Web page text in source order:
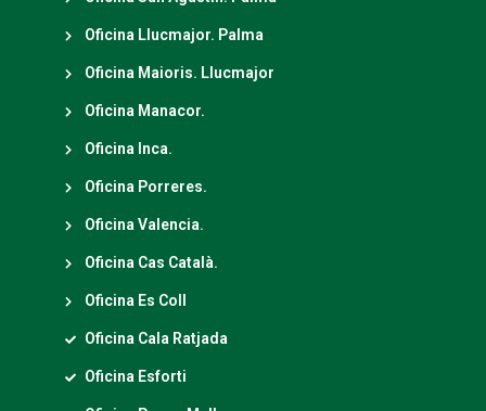
Oficina Llucmajor. Palma
Oficina Maioris. Llucmajor
Oficina Manacor.
Oficina Inca.
Oficina Porreres.
Oficina Valencia.
Oficina Cas Català.
Oficina Es Coll
Oficina Cala Ratjada
Oficina Esforti